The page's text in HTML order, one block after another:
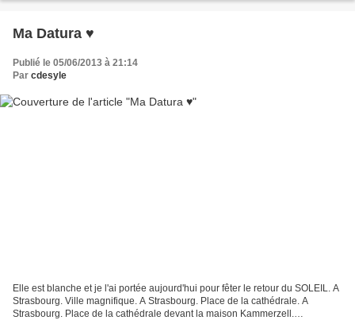
Ma Datura ♥
Publié le 05/06/2013 à 21:14
Par cdesyle
Elle est blanche et je l'ai portée aujourd'hui pour fêter le retour du SOLEIL. A
Strasbourg. Ville magnifique. A Strasbourg. Place de la cathédrale. A
Strasbourg. Place de la cathédrale devant la maison Kammerzell.